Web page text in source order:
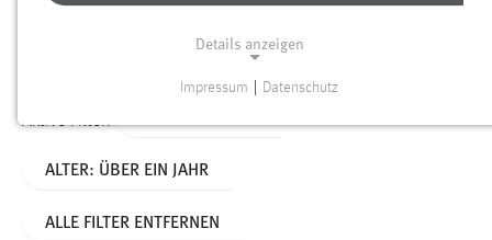
Aktive Filter:
ALTER: ÜBER EIN JAHR
ALLE FILTER ENTFERNEN
Details anzeigen
Funktionen und sind für die einwandfreie Funktion der
Impressum Datenschutz